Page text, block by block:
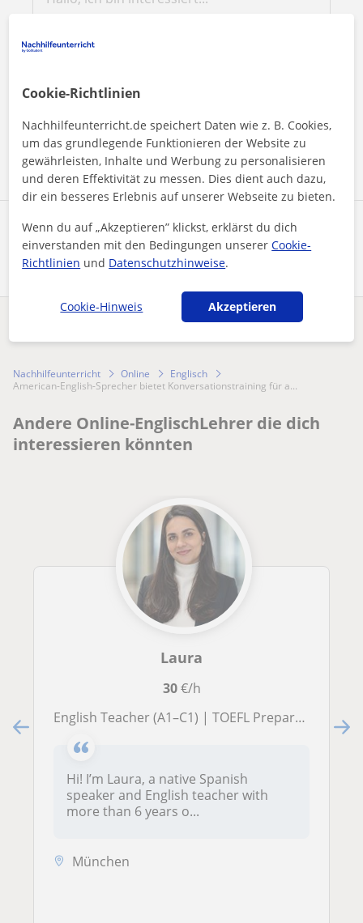
Profil teilen
Durch Klicken auf eine der beiden Schaltflächen stimmen Sie
unseremImpressumund unserer
Nachricht senden
Nachhilfeunterricht Online
Englisch
American-English-Sprecher bietet Konversationstraining für a...
Andere Online-EnglischLehrer die dich
interessieren könnten
Laura
30€/h
English Teacher (A1–C1) | TOEFL Preparation | Native Spanish Speaker
Hi! I’m Laura, a native Spanish
speaker and English teacher with
more than 6 years o...
München
Cookie-Richtlinien
Nachhilfeunterricht.de speichert Daten wie z. B. Cookies,
um das grundlegende Funktionieren der Website zu
gewährleisten, Inhalte und Werbung zu personalisieren
und deren Effektivität zu messen. Dies dient auch dazu,
dir ein besseres Erlebnis auf unserer Webseite zu bieten.
Wenn du auf „Akzeptieren” klickst, erklärst du dich
einverstanden mit den Bedingungen unsererCookie-
Richtlinien und Datenschutzhinweise.
Cookie-Hinweis Akzeptieren